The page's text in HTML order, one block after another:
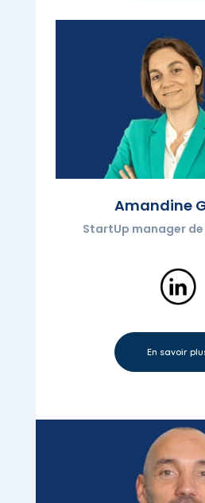
Amandine
StartUp manager
En savoir